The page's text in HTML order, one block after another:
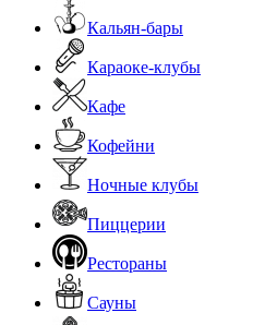
Кальян-бары
Караоке-клубы
Кафе
Кофейни
Ночные клубы
Пиццерии
Рестораны
Сауны